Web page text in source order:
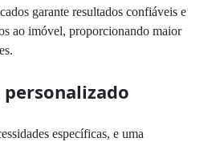
garante resultados confiáveis e
ao imóvel, proporcionando maior
específicas, e uma